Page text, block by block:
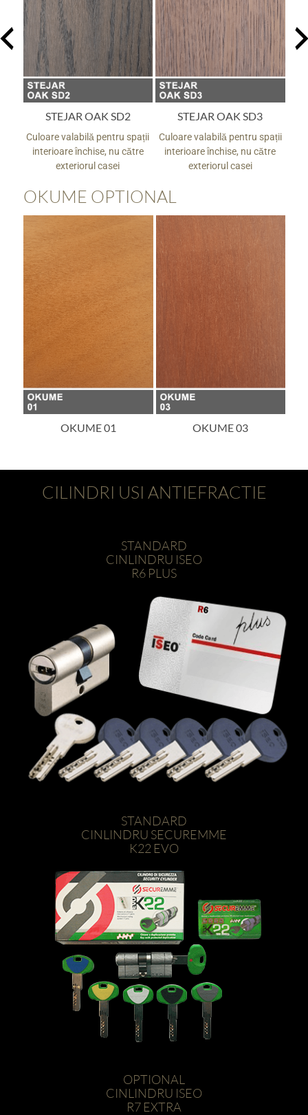
STEJAR OAK SD2
Culoare valabilă pentru spații
interioare închise, nu către
exteriorul casei
STEJAR OAK SD3
Culoare valabilă pentru spații
interioare închise, nu către
exteriorul casei
OKUME OPTIONAL
OKUME 01 OKUME 03
CILINDRI USI ANTIEFRACTIE
STANDARD
CINLINDRU ISEO
R6 PLUS
STANDARD
CINLINDRU SECUREMME
K22 EVO
OPTIONAL
CINLINDRU ISEO
R7 EXTRA